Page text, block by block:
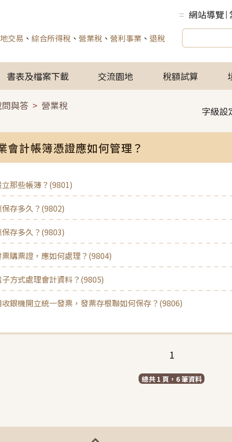
::: 網站導覽
交易 、 綜合所得稅 、 營業稅 、 營利事業 、 退稅
書表及檔案下載 交流園地 稅額試算
與答
營業稅
字級設
會計帳簿憑證應如何管理？
那些帳簿？(9801)
存多久？(9802)
存多久？(9803)
購票證，應如何處理？(9804)
方式處理會計資料？(9805)
銀機開立統一發票，發票存根聯如何保存？(9806)
1
總共 1 頁，6 筆資料